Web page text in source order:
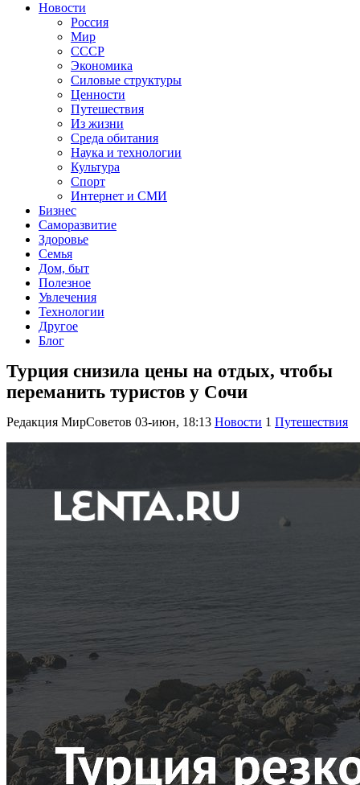
Новости
Россия
Мир
СССР
Экономика
Силовые структуры
Ценности
Путешествия
Из жизни
Среда обитания
Наука и технологии
Культура
Спорт
Интернет и СМИ
Бизнес
Саморазвитие
Здоровье
Семья
Дом, быт
Полезное
Увлечения
Технологии
Другое
Блог
Турция снизила цены на отдых, чтобы
переманить туристов у Сочи
Редакция МирСоветов 03-июн, 18:13 Новости 1 Путешествия